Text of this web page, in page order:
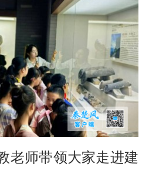
老师带领大家走进建